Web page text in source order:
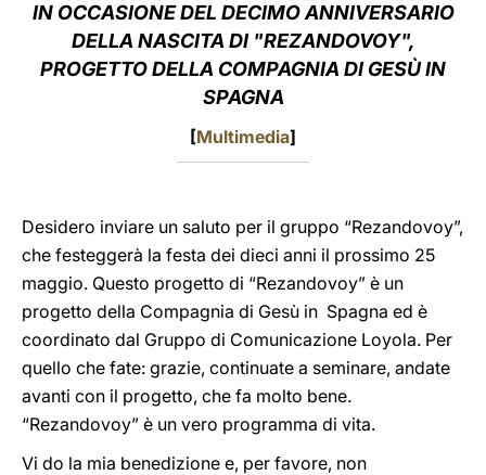
LATINE
IN OCCASIONE DEL DECIMO ANNIVERSARIO
DELLA NASCITA DI "REZANDOVOY",
PROGETTO DELLA COMPAGNIA DI GESÙ IN
SPAGNA
[Multimedia]
Desidero inviare un saluto per il gruppo “Rezandovoy”,
che festeggerà la festa dei dieci anni il prossimo 25
maggio. Questo progetto di “Rezandovoy” è un
progetto della Compagnia di Gesù in Spagna ed è
coordinato dal Gruppo di Comunicazione Loyola. Per
quello che fate: grazie, continuate a seminare, andate
avanti con il progetto, che fa molto bene.
“Rezandovoy” è un vero programma di vita.
Vi do la mia benedizione e, per favore, non